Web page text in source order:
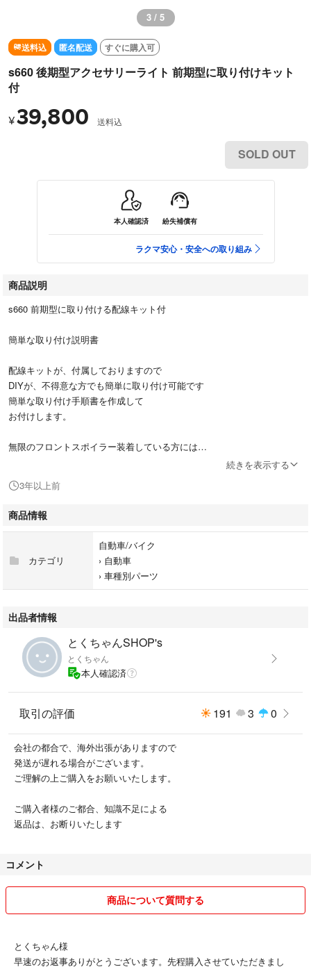
3 / 5
送料込 匿名配送 すぐに購入可
s660 後期型アクセサリーライト 前期型に取り付けキット
付
¥39,800 送料込
SOLD OUT
本人確認済 紛失補償有
ラクマ安心・安全への取り組み
商品説明
s660 前期型に取り付ける配線キット付
簡単な取り付け説明書
配線キットが、付属しておりますので
DIYが、不得意な方でも簡単に取り付け可能です
簡単な取り付け手順書を作成して
お付けします。
無限のフロントスポイラー装着している方には
未加工品では、取り付けが非常に難しく
無限のフロントスポイラーを痛めてしまいます
後期型のサイドガーニッシュは、別の色のものを
黒に塗装してあります。
写真①は、取り付けイメージです
在庫分の、写真を追加いたしました
左から、ホワイトパール
真中 シルバーメタリック
右側 フレームレット
色については、
後期型のボディーカラー数分になります。
#s660
#s660
続きを表示する
3年以上前
商品情報
カテゴリ
自動車/バイク
› 自動車
› 車種別パーツ
出品者情報
とくちゃんSHOP's
とくちゃん
本人確認済
取引の評価 191 3 0
会社の都合で、海外出張がありますので
発送が遅れる場合がございます。
ご理解の上ご購入をお願いいたします。
ご購入者様のご都合、知識不足による
返品は、お断りいたします
コメント
商品について質問する
とくちゃん様
早速のお返事ありがとうございます。先程購入させていただきまし